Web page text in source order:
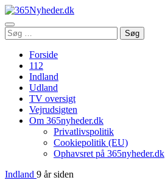
Åbn
menu
Søg
efter:
Søg
Forside
112
Indland
Udland
TV oversigt
Vejrudsigten
Om 365nyheder.dk
Privatlivspolitik
Cookiepolitik (EU)
Ophavsret på 365nyheder.dk
Indland 9 år siden